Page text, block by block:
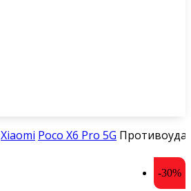
Xiaomi Poco X6 Pro 5G
-30%